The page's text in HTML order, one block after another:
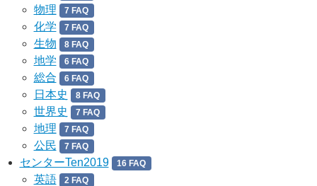
物理 7 FAQ
化学 7 FAQ
生物 8 FAQ
地学 6 FAQ
総合 6 FAQ
日本史 8 FAQ
世界史 7 FAQ
地理 7 FAQ
公民 7 FAQ
センターTen2019 16 FAQ
英語 2 FAQ